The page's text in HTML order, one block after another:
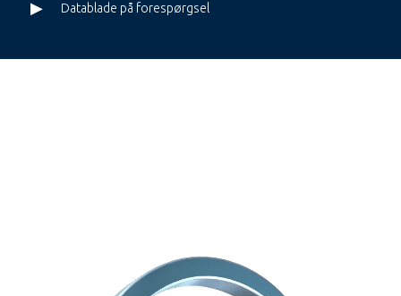
Datablade på forespørgsel